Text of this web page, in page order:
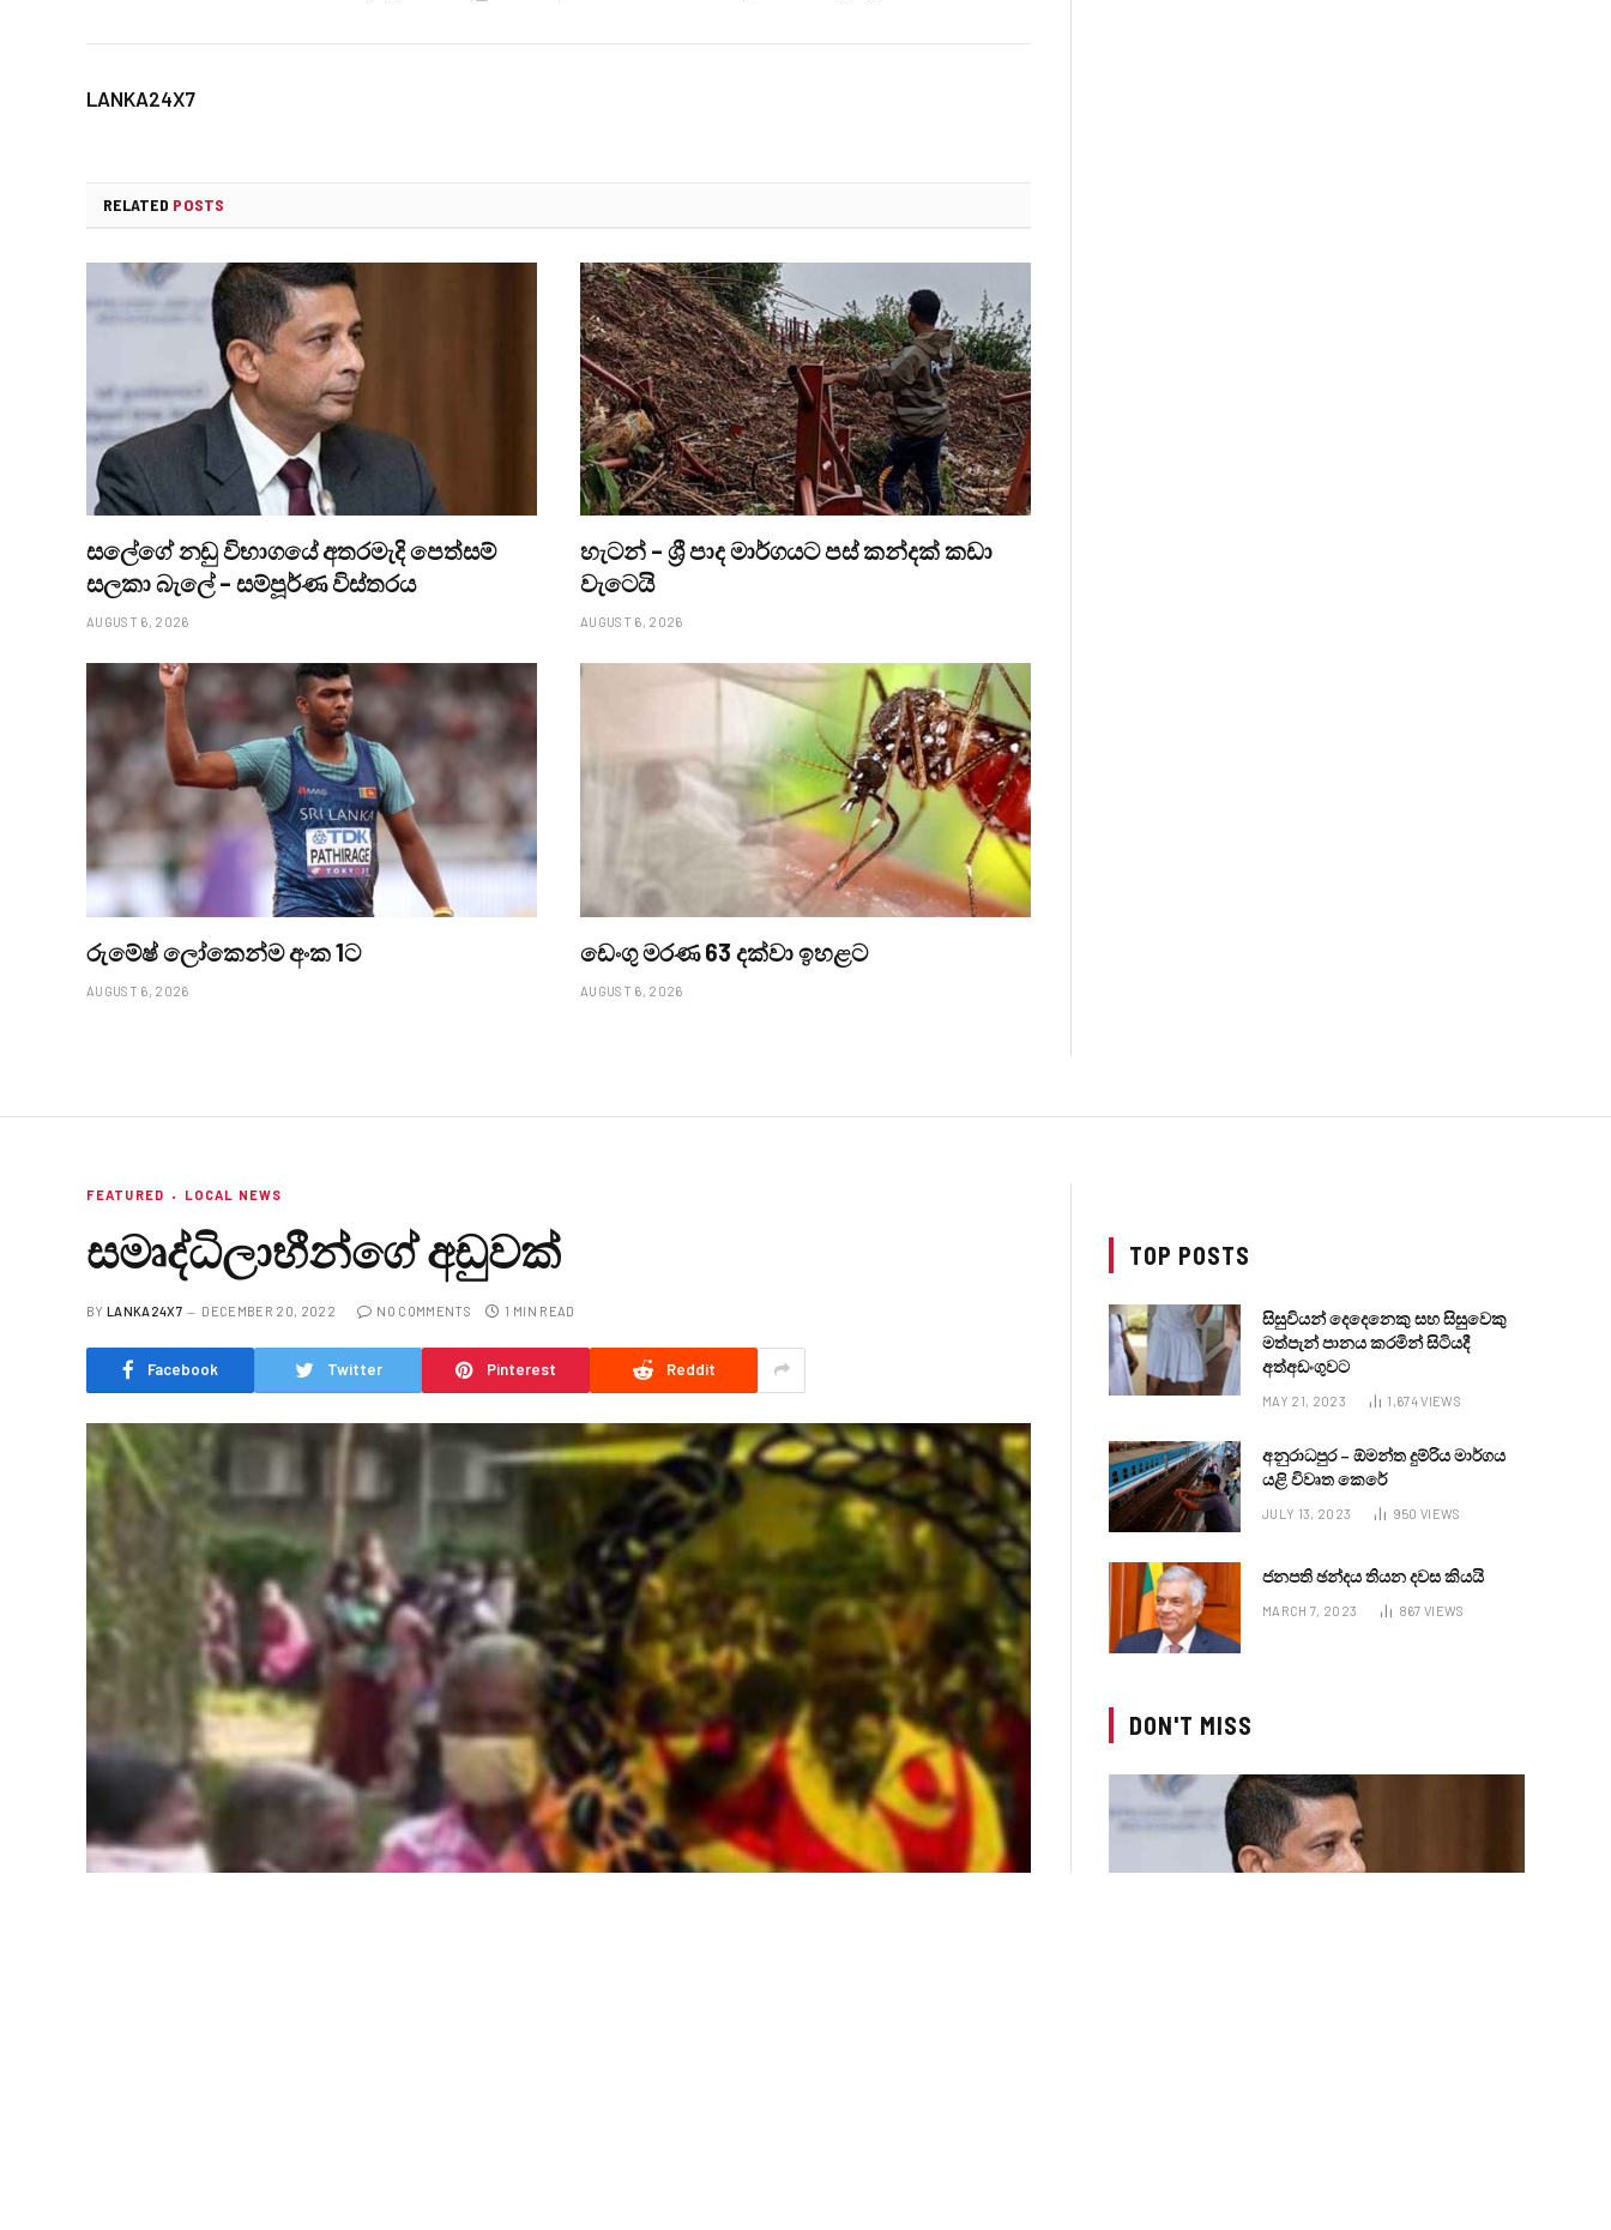
LANKA24X7
RELATED POSTS
සලේගේ නඩු විභාගයේ අතරමැදි පෙත්සම්
සලකා බැලේ – සම්පූර්ණ විස්තරය
AUGUST 6, 2026
හැටන් – ශ්‍රී පාද මාර්ගයට පස් කන්දක් කඩා
වැටෙයි
AUGUST 6, 2026
රුමේෂ් ලෝකෙන්ම අංක 1ට
AUGUST 6, 2026
ඩෙංගු මරණ 63 දක්වා ඉහළට
AUGUST 6, 2026
FEATURED LOCAL NEWS
සමෘද්ධිලාභීන්ගේ අඩුවක්
BY LANKA24X7 DECEMBER 20, 2022 NO COMMENTS 1 MIN READ
Facebook Twitter Pinterest Reddit
TOP POSTS
සිසුවියන් දෙදෙනෙකු සහ සිසුවෙකු
මත්පැන් පානය කරමින් සිටියදී
අත්අඩංගුවට
MAY 21, 2023 1,674VIEWS
අනුරාධපුර – ඕමන්ත දුම්රිය මාර්ගය
යළි විවෘත කෙරේ
JULY 13, 2023 950 VIEWS
ජනපති ඡන්දය තියන දවස කියයි
MARCH 7, 2023 867 VIEWS
DON'T MISS